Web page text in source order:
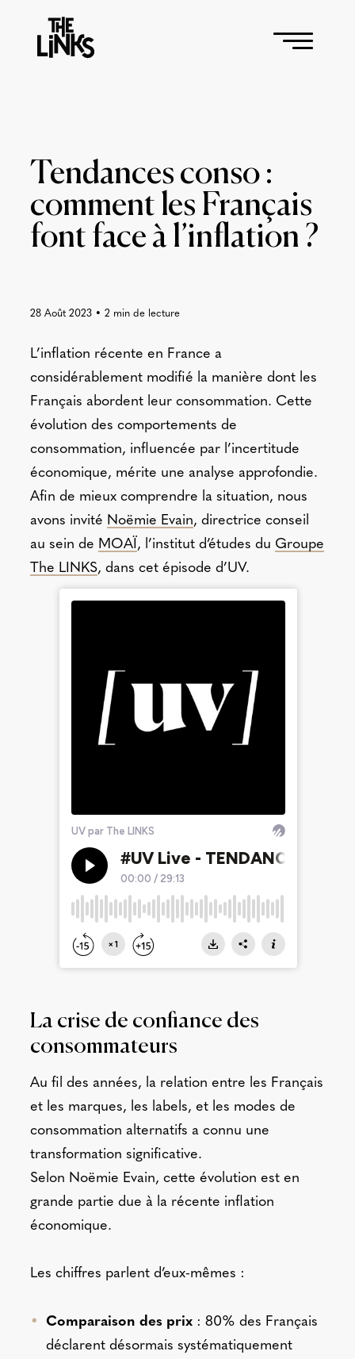
Tendances conso :
comment les Français
font face à l’inflation ?
28 Août 2023• 2 min de lecture
L’inflation récente en France a
considérablement modifié la manière dont les
Français abordent leur consommation. Cette
évolution des comportements de
consommation, influencée par l’incertitude
économique, mérite une analyse approfondie.
Afin de mieux comprendre la situation, nous
avons invité Noëmie Evain, directrice conseil
au sein de MOAÏ, l’institut d’études du Groupe
The LINKS, dans cet épisode d’UV.
La crise de confiance des
consommateurs
Au fil des années, la relation entre les Français
et les marques, les labels, et les modes de
consommation alternatifs a connu une
transformation significative.
Selon Noëmie Evain, cette évolution est en
grande partie due à la récente inflation
économique.
Les chiffres parlent d’eux-mêmes :
Comparaison des prix: 80% des Français
déclarent désormais systématiquement